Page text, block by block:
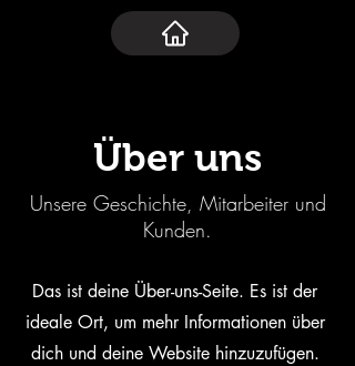
Über uns
Unsere Geschichte, Mitarbeiter und
Kunden.
Das ist deine Über-uns-Seite. Es ist der
ideale Ort, um mehr Informationen über
dich und deine Website hinzuzufügen.